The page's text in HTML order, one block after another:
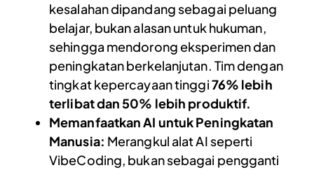
kesalahan dipandang sebagai peluang
belajar, bukan alasan untuk hukuman,
sehingga mendorong eksperimen dan
peningkatan berkelanjutan. Tim dengan
tingkat kepercayaan tinggi76% lebih
terlibat dan 50% lebih produktif.
Memanfaatkan AI untuk Peningkatan
Manusia: Merangkul alat AI seperti
VibeCoding, bukan sebagai pengganti